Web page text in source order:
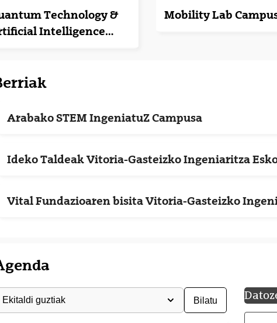
Technology &
Intelligence
Mobility Lab
Arabako STEM IngeniatuZ Campusa
Ideko Taldeak Vitoria-Gasteizko Ingeniaritza
Vital Fundazioaren bisita Vitoria-Gasteizko
Bilatu